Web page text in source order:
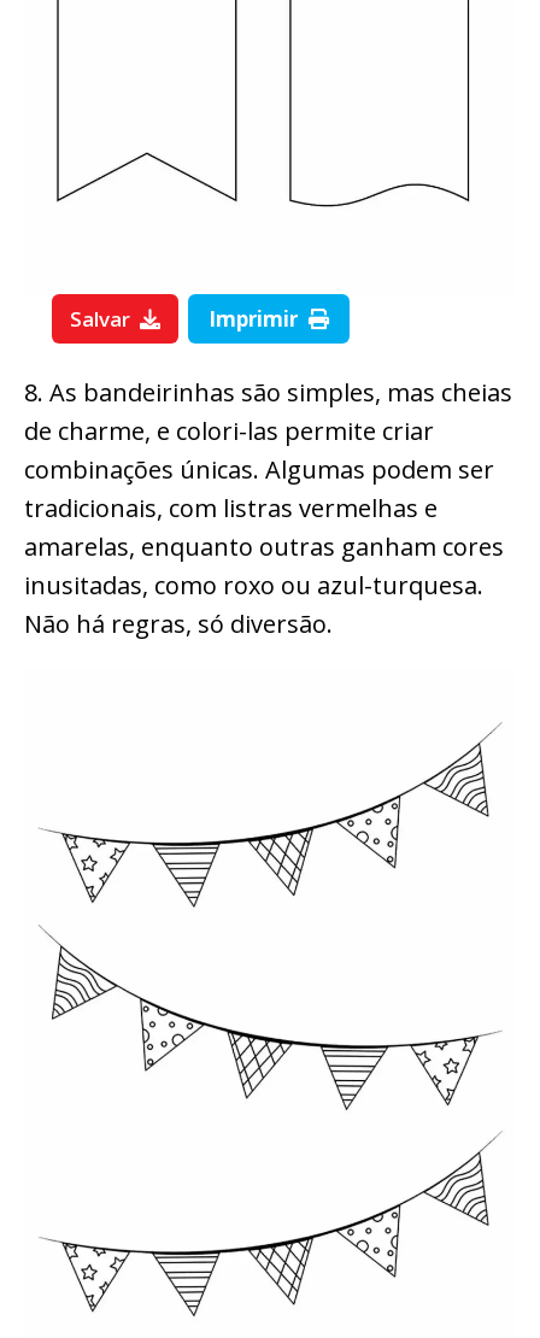
Salvar Imprimir
8. As bandeirinhas são simples, mas cheias
de charme, e colori-las permite criar
combinações únicas. Algumas podem ser
tradicionais, com listras vermelhas e
amarelas, enquanto outras ganham cores
inusitadas, como roxo ou azul-turquesa.
Não há regras, só diversão.